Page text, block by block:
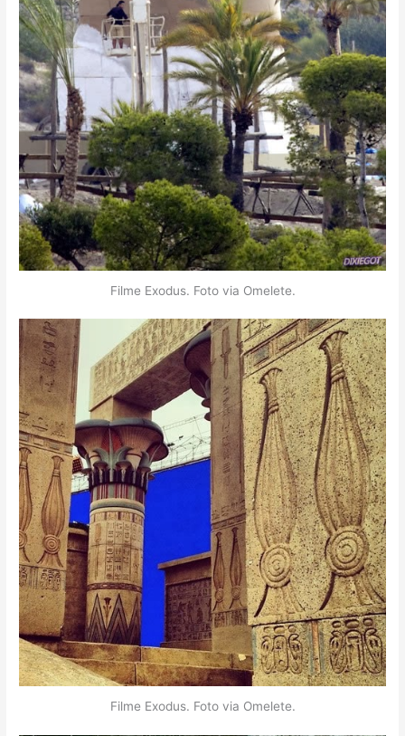
Filme Exodus. Foto via Omelete.
Filme Exodus. Foto via Omelete.